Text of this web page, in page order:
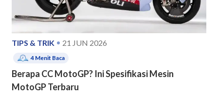
TIPS & TRIK 21 JUN 2026
4 Menit Baca
Berapa CC MotoGP? Ini Spesifikasi Mesin
MotoGP Terbaru